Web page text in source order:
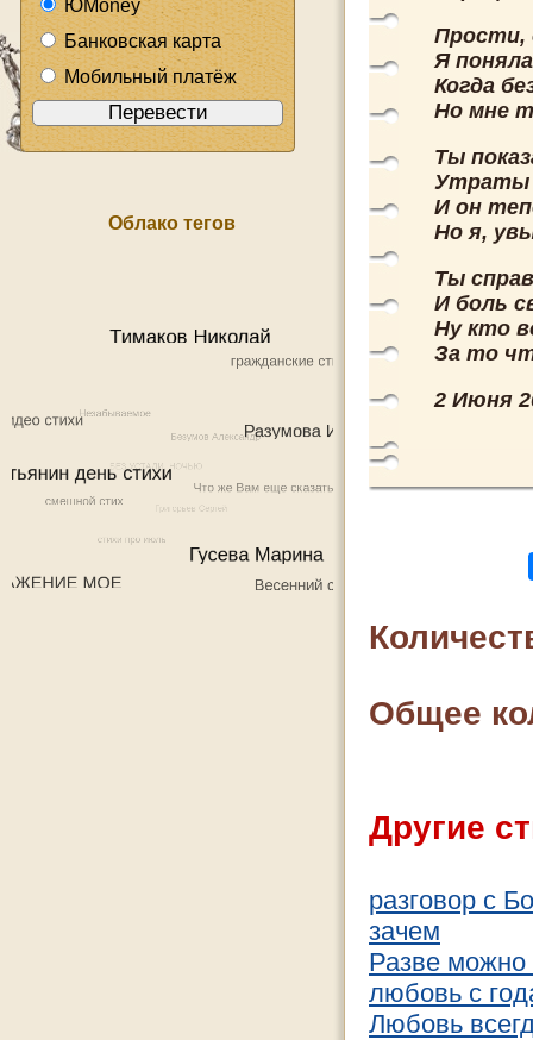
ЮMoney
Банковская карта
Мобильный платёж
Облако тегов
Прости,
Я
Когда
Но мне
Ты
Утраты
И он
Но я,
Ты
И боль
Ну кто
За то
2 Июня
Общее
Другие
разговор с
зачем
Разве можно
любовь с
Любовь